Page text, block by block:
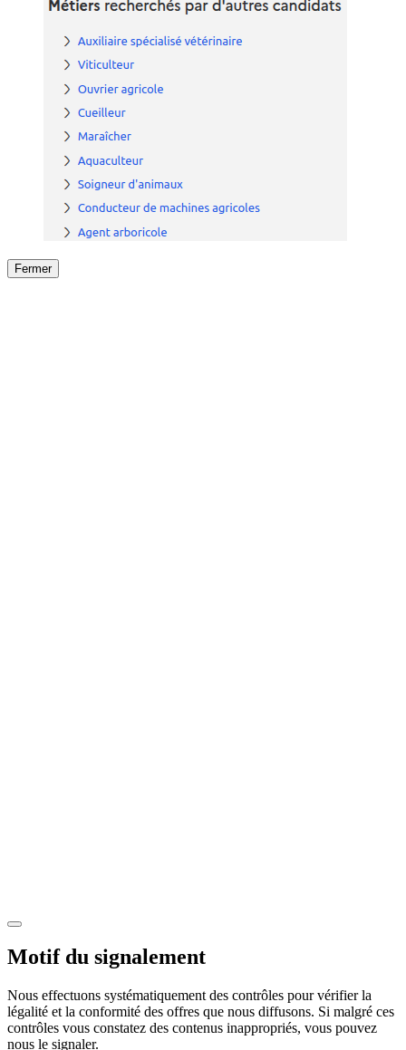
Fermer
Motif du signalement
Nous effectuons systématiquement des contrôles pour vérifier la
légalité et la conformité des offres que nous diffusons. Si malgré ces
contrôles vous constatez des contenus inappropriés, vous pouvez
nous le signaler.